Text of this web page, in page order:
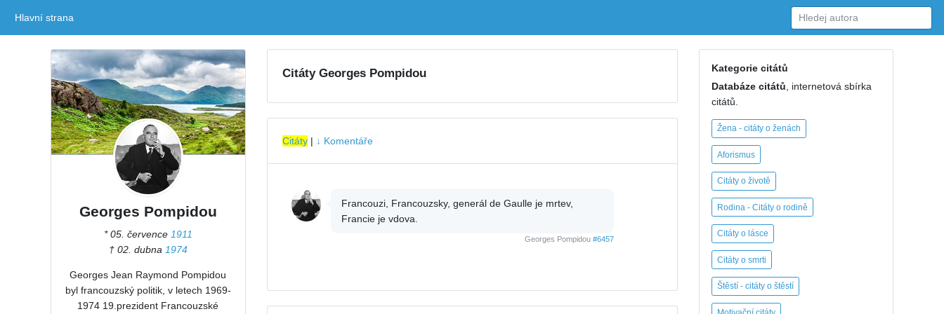
Hlavní strana
Georges Pompidou
* 05. července 1911
† 02. dubna 1974
Georges Jean Raymond Pompidou
byl francouzský politik, v letech 1969-
1974 19.prezident Francouzské
Citáty Georges Pompidou
Citáty| ↓ Komentáře
Francouzi, Francouzsky, generál de Gaulle je mrtev,
Francie je vdova.
Georges Pompidou #6457
Kategorie citátů
Databáze citátů , internetová sbírka
citátů.
Žena - citáty o ženách
Aforismus
Citáty o životě
Rodina - Citáty o rodině
Citáty o lásce
Citáty o smrti
Štěstí - citáty o štěstí